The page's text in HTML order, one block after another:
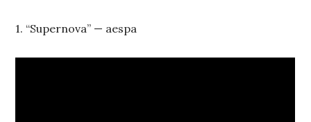
1. “Supernova” — aespa